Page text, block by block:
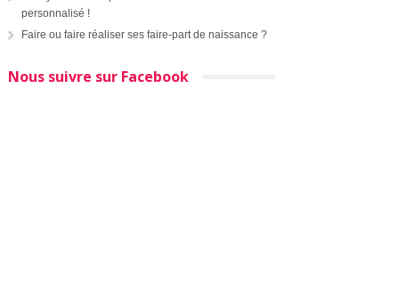
personnalisé !
Faire ou faire réaliser ses faire-part de naissance ?
Nous suivre sur Facebook